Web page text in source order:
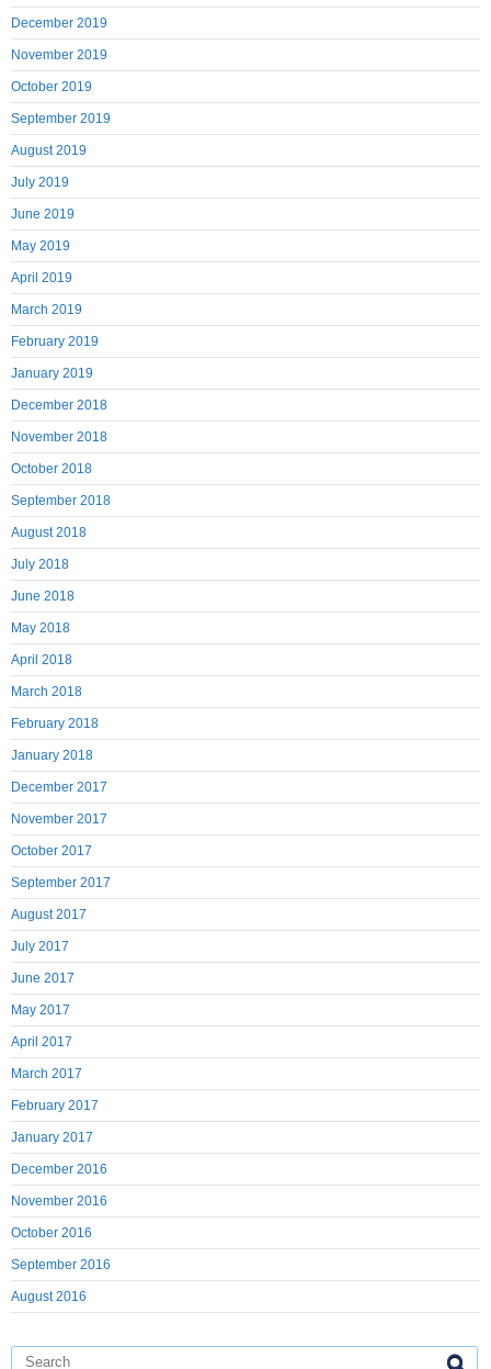
December 2019
November 2019
October 2019
September 2019
August 2019
July 2019
June 2019
May 2019
April 2019
March 2019
February 2019
January 2019
December 2018
November 2018
October 2018
September 2018
August 2018
July 2018
June 2018
May 2018
April 2018
March 2018
February 2018
January 2018
December 2017
November 2017
October 2017
September 2017
August 2017
July 2017
June 2017
May 2017
April 2017
March 2017
February 2017
January 2017
December 2016
November 2016
October 2016
September 2016
August 2016